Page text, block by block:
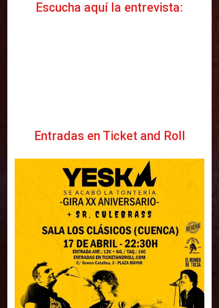
Escucha aquí la entrevista:
Entradas en Ticket and Roll